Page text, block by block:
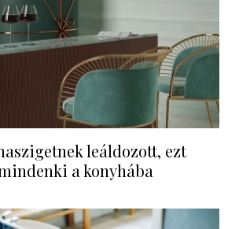
leáldozott, ezt
a konyhába